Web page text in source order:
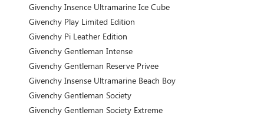
Givenchy Insence Ultramarine Ice Cube
Givenchy Play Limited Edition
Givenchy Pi Leather Edition
Givenchy Gentleman Intense
Givenchy Gentleman Reserve Privee
Givenchy Insense Ultramarine Beach Boy
Givenchy Gentleman Society
Givenchy Gentleman Society Extreme